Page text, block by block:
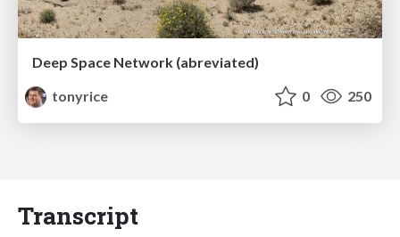
Deep Space Network (abreviated)
tonyrice
0 250
Transcript